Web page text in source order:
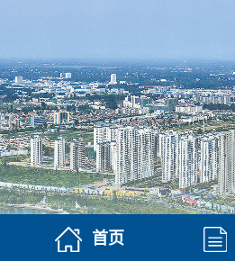
首页